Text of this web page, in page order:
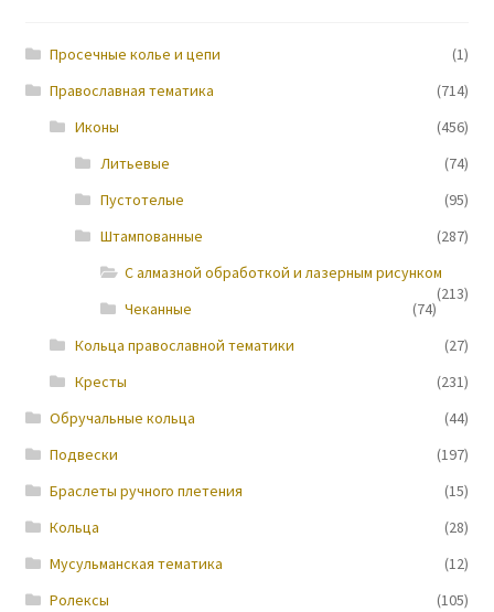
Прайс-лист
Контакты
Новости
Просечные колье и цепи
(1)
Православная тематика
(714)
Иконы
(456)
Литьевые
(74)
Пустотелые
(95)
Штампованные
(287)
С алмазной обработкой и лазерным рисунком
(213)
Чеканные
(74)
Кольца православной тематики
(27)
Кресты
(231)
Обручальные кольца
(44)
Подвески
(197)
Браслеты ручного плетения
(15)
Кольца
(28)
Мусульманская тематика
(12)
Ролексы
(105)